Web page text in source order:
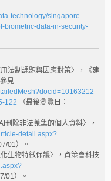
technology/singapore-
biometric-data-in-security-
法制課題與因應對策〉，《建
見
122 （最後瀏覽日：
刪除非法蒐集的個人資料〉，
detail.aspx?
01）。
生物特徵保護〉，資策會科技
01）。